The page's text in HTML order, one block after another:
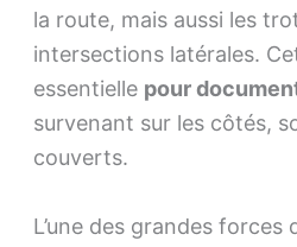
la route, mais aussi les
intersections latérales.
essentielle pour
survenant sur les côtés,
couverts.
L’une des grandes forces